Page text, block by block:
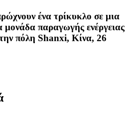
ένα τρίκυκλο σε μια
μονάδα παραγωγής ενέργειας
πόλη Shanxi, Κίνα, 26